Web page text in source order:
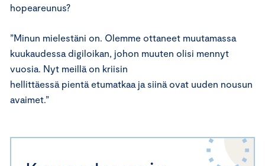
hopeareunus?
”Minun mielestäni on. Olemme ottaneet muutamassa
kuukaudessa digiloikan, johon muuten olisi mennyt
vuosia. Nyt meillä on kriisin
hellittäessä pientä etumatkaa ja siinä ovat uuden nousun
avaimet.”